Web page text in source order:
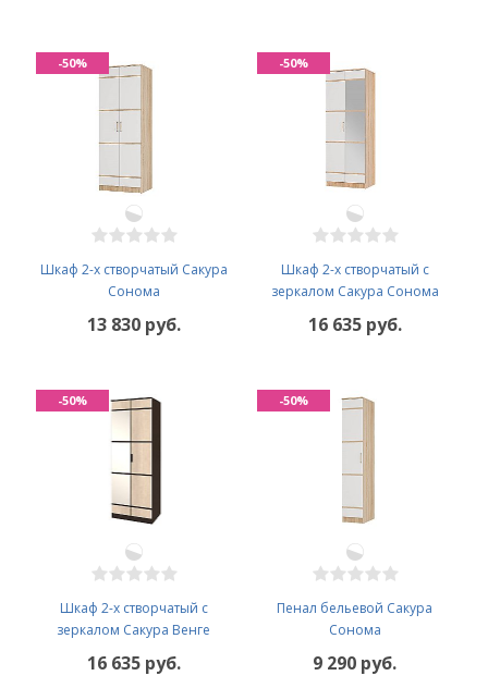
Шкаф 2-х створчатый Сакура
Сонома
13 830 руб.
-50%
Шкаф 2-х створчатый с
зеркалом Сакура Сонома
16 635 руб.
-50%
Шкаф 2-х створчатый с
зеркалом Сакура Венге
16 635 руб.
-50%
Пенал бельевой Сакура
Сонома
9 290 руб.
-50%